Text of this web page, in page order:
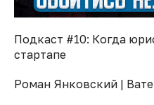
Подкаст #10: Когда
стартапе
Роман Янковский |